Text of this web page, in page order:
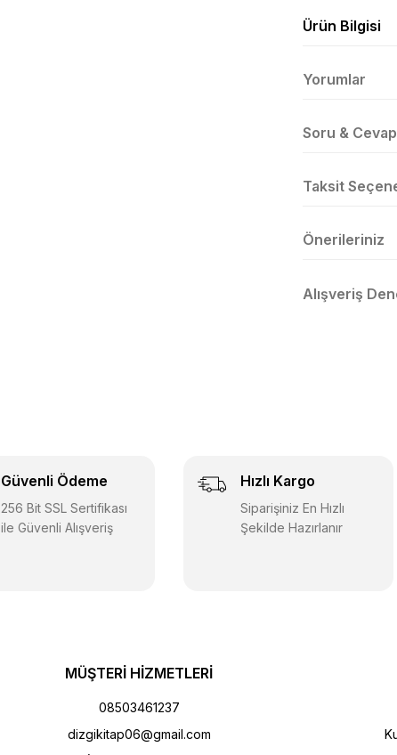
Ürün Bilgisi
Yorumlar
Soru & Cevap
Taksit
Önerileriniz
Alışveriş
Güvenli Ödeme
256 Bit SSL Sertifikası
ile Güvenli Alışveriş
Hızlı Kargo
Siparişiniz En Hızlı
Şekilde Hazırlanır
MÜŞTERİ HİZMETLERİ
08503461237
dizgikitap06@gmail.com